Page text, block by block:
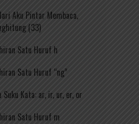
Aku Pintar Membaca,
(33)
Satu Huruf h
Satu Huruf “ng”
Suku Kata: ar, ir, ur, er, or
Satu Huruf m